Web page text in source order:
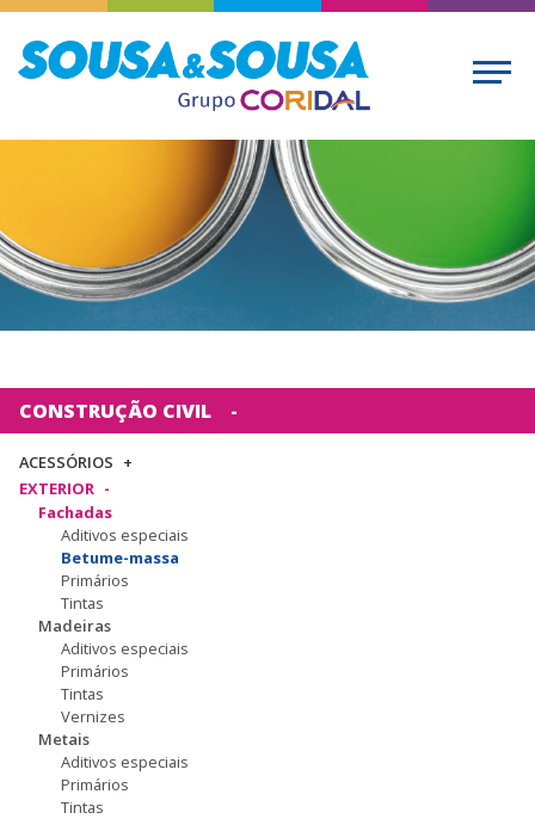
CONSTRUÇÃO CIVIL
ACESSÓRIOS
EXTERIOR
Fachadas
Aditivos especiais
Betume-massa
Primários
Tintas
Madeiras
Aditivos especiais
Primários
Tintas
Vernizes
Metais
Aditivos especiais
Primários
Tintas